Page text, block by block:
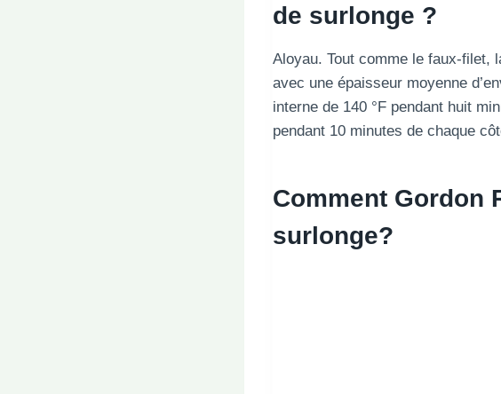
de surlonge ?
Aloyau. Tout comme le faux-filet,
avec une épaisseur moyenne
interne de 140 °F pendant huit
pendant 10 minutes de chaque
Comment Gordon
surlonge?